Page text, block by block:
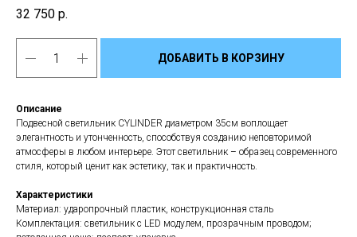
32 750 р.
ДОБАВИТЬ В КОРЗИНУ
Описание
Подвесной светильник CYLINDER диаметром 35см воплощает
элегантность и утонченность, способствуя созданию неповторимой
атмосферы в любом интерьере. Этот светильник – образец современного
стиля, который ценит как эстетику, так и практичность.
Характеристики
Материал: ударопрочный пластик, конструкционная сталь
Комплектация: светильник с LED модулем, прозрачным проводом;